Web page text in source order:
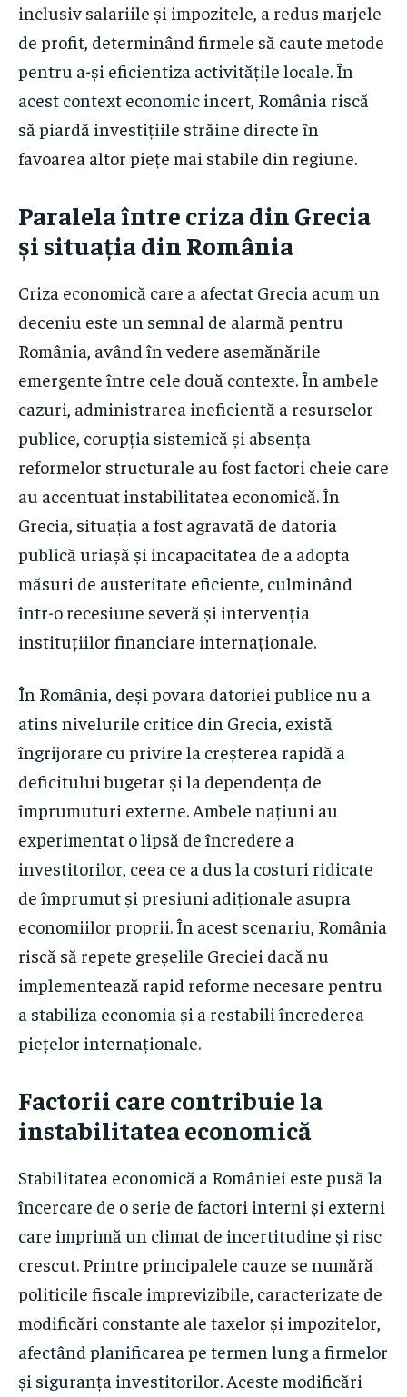
inclusiv salariile și impozitele, a redus marjele
de profit, determinând firmele să caute metode
pentru a-și eficientiza activitățile locale. În
acest context economic incert, România riscă
să piardă investițiile străine directe în
favoarea altor piețe mai stabile din regiune.
Paralela între criza din Grecia
și situația din România
Criza economică care a afectat Grecia acum un
deceniu este un semnal de alarmă pentru
România, având în vedere asemănările
emergente între cele două contexte. În ambele
cazuri, administrarea ineficientă a resurselor
publice, corupția sistemică și absența
reformelor structurale au fost factori cheie care
au accentuat instabilitatea economică. În
Grecia, situația a fost agravată de datoria
publică uriașă și incapacitatea de a adopta
măsuri de austeritate eficiente, culminând
într-o recesiune severă și intervenția
instituțiilor financiare internaționale.
În România, deși povara datoriei publice nu a
atins nivelurile critice din Grecia, există
îngrijorare cu privire la creșterea rapidă a
deficitului bugetar și la dependența de
împrumuturi externe. Ambele națiuni au
experimentat o lipsă de încredere a
investitorilor, ceea ce a dus la costuri ridicate
de împrumut și presiuni adiționale asupra
economiilor proprii. În acest scenariu, România
riscă să repete greșelile Greciei dacă nu
implementează rapid reforme necesare pentru
a stabiliza economia și a restabili încrederea
piețelor internaționale.
Factorii care contribuie la
instabilitatea economică
Stabilitatea economică a României este pusă la
încercare de o serie de factori interni și externi
care imprimă un climat de incertitudine și risc
crescut. Printre principalele cauze se numără
politicile fiscale imprevizibile, caracterizate de
modificări constante ale taxelor și impozitelor,
afectând planificarea pe termen lung a firmelor
și siguranța investitorilor. Aceste modificări